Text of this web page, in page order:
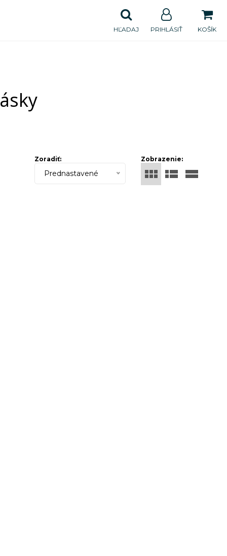
KOŠÍK
PRIHLÁSIŤ
HĽADAJ
Zobrazenie:
Zoradiť:
Prednastavené